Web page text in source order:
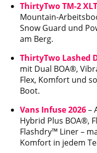
ThirtyTwo TM-2
Mountain-
Snow Guard und
am Berg.
ThirtyTwo Lashed
mit Dual BOA®,
Flex, Komfort und
Boot.
Vans Infuse 2026–
Hybrid Plus BOA®,
Flashdry™ Liner –
Komfort in jedem